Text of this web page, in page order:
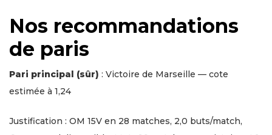
Nos recommandations
de paris
Pari principal (sûr) : Victoire de Marseille — cote
estimée à 1,24
Justification : OM 15V en 28 matches, 2,0 buts/match,